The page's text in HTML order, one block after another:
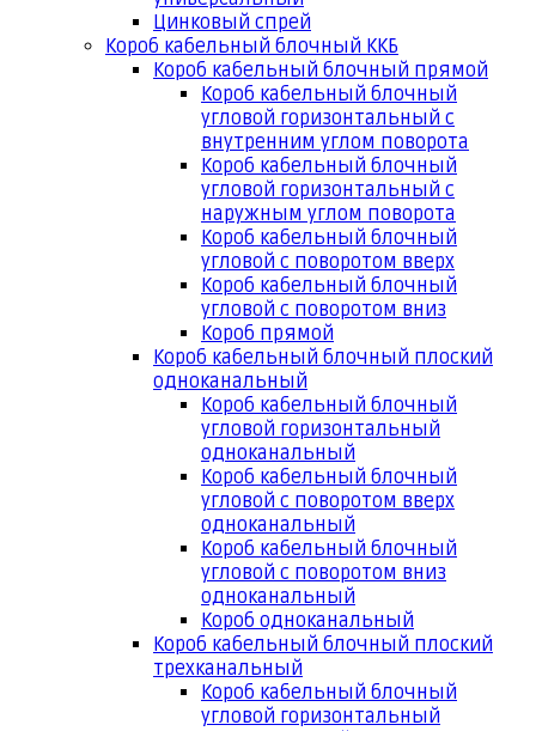
Цинковый спрей
Короб кабельный блочный ККБ
Короб кабельный блочный прямой
Короб кабельный блочный
угловой горизонтальный с
внутренним углом поворота
Короб кабельный блочный
угловой горизонтальный с
наружным углом поворота
Короб кабельный блочный
угловой с поворотом вверх
Короб кабельный блочный
угловой с поворотом вниз
Короб прямой
Короб кабельный блочный плоский
одноканальный
Короб кабельный блочный
угловой горизонтальный
одноканальный
Короб кабельный блочный
угловой с поворотом вверх
одноканальный
Короб кабельный блочный
угловой с поворотом вниз
одноканальный
Короб одноканальный
Короб кабельный блочный плоский
трехканальный
Короб кабельный блочный
угловой горизонтальный